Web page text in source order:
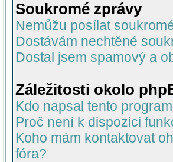
Soukromé zprávy
Nemůžu posílat
Dostávám nechtěné
Dostal jsem spamový a
Záležitosti okolo
Kdo napsal tento
Proč není k dispozici
Koho mám kontaktovat
fóra?